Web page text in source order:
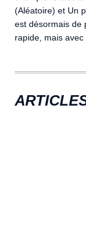
(Aléatoire) et Un
est désormais de
rapide, mais